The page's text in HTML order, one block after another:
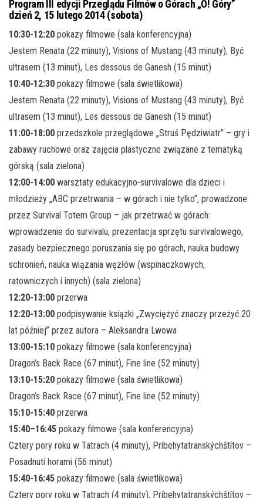
Program III edycji Przeglądu Filmów o Górach „O! Góry”
dzień 2, 15 lutego 2014 (sobota)
10:30-12:20 pokazy filmowe (sala konferencyjna)
Jestem Renata (22 minuty), Visions of Mustang (43 minuty), Być
ultrasem (13 minut), Les dessous de Ganesh (15 minut)
10:40-12:30 pokazy filmowe (sala świetlikowa)
Jestem Renata (22 minuty), Visions of Mustang (43 minuty), Być
ultrasem (13 minut), Les dessous de Ganesh (15 minut)
11:00-18:00 przedszkole przeglądowe „Struś Pędziwiatr” – gry i
zabawy ruchowe oraz zajęcia plastyczne związane z tematyką
górską (sala zielona)
12:00-14:00 warsztaty edukacyjno-survivalowe dla dzieci i
młodzieży „ABC przetrwania – w górach i nie tylko”, prowadzone
przez Survival Totem Group – jak przetrwać w górach:
wprowadzenie do survivalu, prezentacja sprzętu survivalowego,
zasady bezpiecznego poruszania się po górach, nauka budowy
schronień, nauka wiązania węzłów (wspinaczkowych,
ratowniczych i innych) (sala zielona)
12:20-13:00 przerwa
12:20-13:00 podpisywanie książki „Zwyciężyć znaczy przeżyć 20
lat później” przez autora – Aleksandra Lwowa
13:00-15:10 pokazy filmowe (sala konferencyjna)
Dragon’s Back Race (67 minut), Fine line (52 minuty)
13:10-15:20 pokazy filmowe (sala świetlikowa)
Dragon’s Back Race (67 minut), Fine line (52 minuty)
15:10-15:40 przerwa
15:40–16:45 pokazy filmowe (sala konferencyjna)
Cztery pory roku w Tatrach (4 minuty), Príbehytatranskýchštítov –
Posadnutí horami (56 minut)
15:40-16:45 pokazy filmowe (sala świetlikowa)
Cztery pory roku w Tatrach (4 minuty), Príbehytatranskýchštítov –